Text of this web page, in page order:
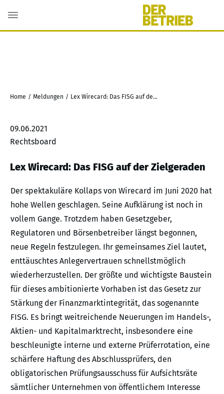
Home / Meldungen / Lex Wirecard: Das FISG auf der Zielgeraden
09.06.2021
Rechtsboard
Lex Wirecard: Das FISG auf der Zielgeraden
Der spektakuläre Kollaps von Wirecard im Juni 2020 hat
hohe Wellen geschlagen. Seine Aufklärung ist noch in
vollem Gange. Trotzdem haben Gesetzgeber,
Regulatoren und Börsenbetreiber längst begonnen,
neue Regeln festzulegen. Ihr gemeinsames Ziel lautet,
enttäuschtes Anlegervertrauen schnellstmöglich
wiederherzustellen. Der größte und wichtigste Baustein
für dieses ambitionierte Vorhaben ist das Gesetz zur
Stärkung der Finanzmarktintegrität, das sogenannte
FISG. Es bringt weitreichende Neuerungen im Handels-,
Aktien- und Kapitalmarktrecht, insbesondere eine
beschleunigte interne und externe Prüferrotation, eine
schärfere Haftung des Abschlussprüfers, den
obligatorischen Prüfungsausschuss für Aufsichtsräte
sämtlicher Unternehmen von öffentlichem Interesse